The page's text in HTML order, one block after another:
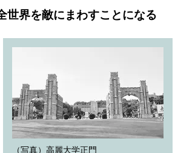
世界を敵にまわすことになる
（写真）高麗大学正門